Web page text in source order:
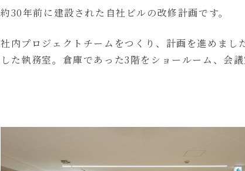
約30年前に建設された自社ビルの改修計画です。
社内プロジェクトチームをつくり、計画を進めま
した執務室。倉庫であった3階をショールーム、会